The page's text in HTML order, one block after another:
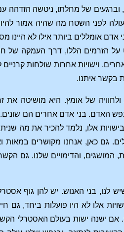
וברגעים של מחלתו, ניטשה הזדהה
לפני השטח מה שהיה אמור
אדם אומללים ביותר אילו לא היינו
הזרמים הללו, דרך העמקה של
וישויות אחרות שולחות
בקשר איתנו.
של אומץ. היא מושיטה את
האדם. בני אדם אחרים הם
אלו, נלמד להכיר את מה
גם כאן, אנחנו מקושרים במאות
המושגים, והדימויים שלנו. גם
לנו, בני האנוש. יש להן גוף
אלו לא היו פועלות ביחד, גם
אם ישנה ישות בעולם האסטרלי